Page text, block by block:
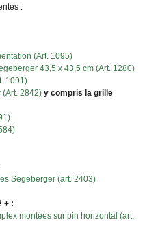
:
(Art. 1095)
43,5 x 43,5 cm (Art. 1280)
1091)
(Art. 2842) y compris la grille
Segeberger (art. 2403)
+ :
montées sur pin horizontal (art.